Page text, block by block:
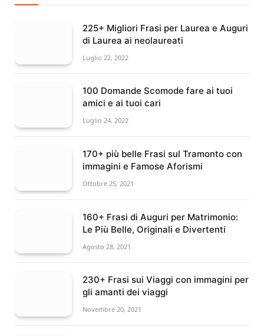
225+ Migliori Frasi per Laurea e Auguri
di Laurea ai neolaureati
Luglio 22, 2022
100 Domande Scomode fare ai tuoi
amici e ai tuoi cari
Luglio 24, 2022
170+ più belle Frasi sul Tramonto con
immagini e Famose Aforismi
Ottobre 25, 2021
160+ Frasi di Auguri per Matrimonio:
Le Più Belle, Originali e Divertenti
Agosto 28, 2021
230+ Frasi sui Viaggi con immagini per
gli amanti dei viaggi
Novembre 20, 2021